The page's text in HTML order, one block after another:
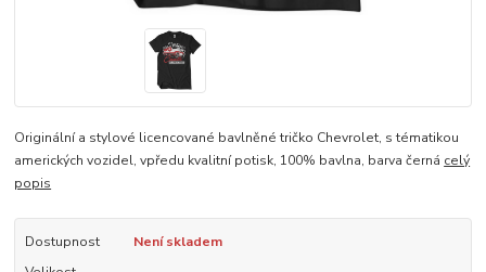
Originální a stylové licencované bavlněné tričko Chevrolet, s tématikou
amerických vozidel, vpředu kvalitní potisk, 100% bavlna, barva černá celý
popis
Dostupnost
Není skladem